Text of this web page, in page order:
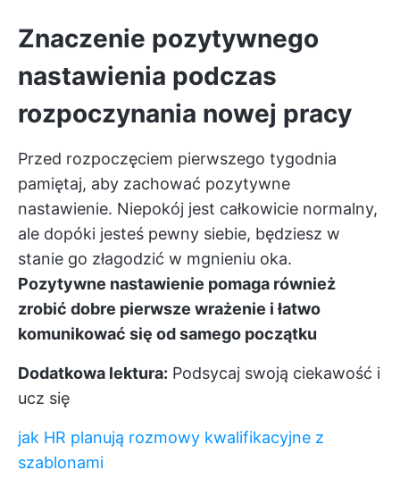
Znaczenie pozytywnego
nastawienia podczas
rozpoczynania nowej pracy
Przed rozpoczęciem pierwszego tygodnia
pamiętaj, aby zachować pozytywne
nastawienie. Niepokój jest całkowicie normalny,
ale dopóki jesteś pewny siebie, będziesz w
stanie go złagodzić w mgnieniu oka.
Pozytywne nastawienie pomaga również
zrobić dobre pierwsze wrażenie i łatwo
komunikować się od samego początku
Dodatkowa lektura: Podsycaj swoją ciekawość i
ucz się
jak HR planują rozmowy kwalifikacyjne z
szablonami